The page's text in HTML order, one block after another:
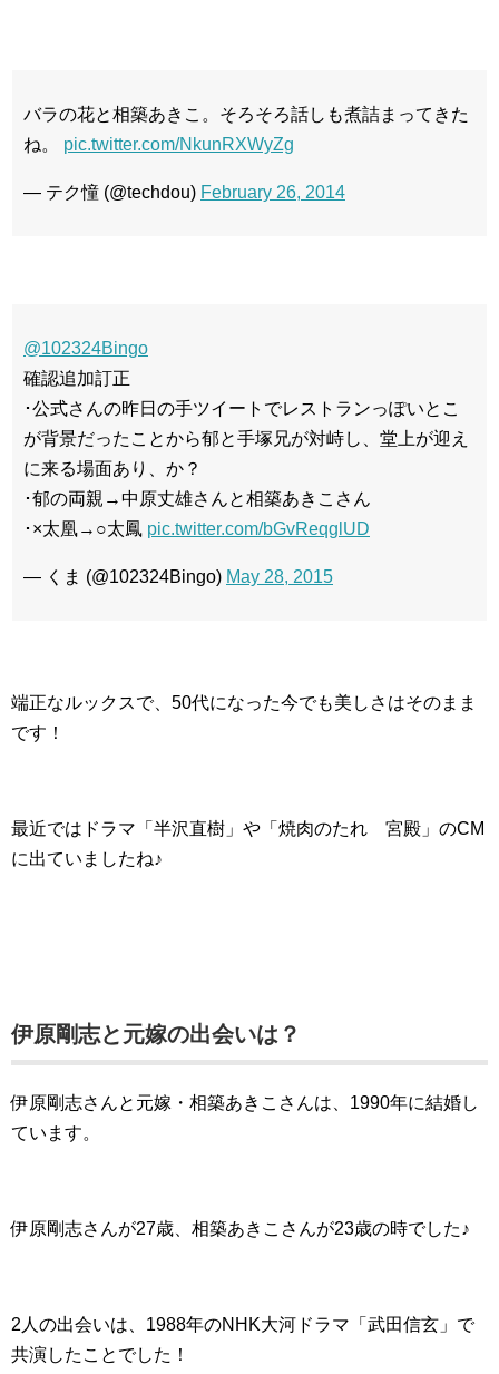
バラの花と相築あきこ。そろそろ話しも煮詰まってきた
ね。 pic.twitter.com/NkunRXWyZg
— テク憧 (@techdou) February 26, 2014
@102324Bingo
確認追加訂正
･公式さんの昨日の手ツイートでレストランっぽいとこ
が背景だったことから郁と手塚兄が対峙し、堂上が迎え
に来る場面あり、か？
･郁の両親→中原丈雄さんと相築あきこさん
･×太凰→○太鳳 pic.twitter.com/bGvReqglUD
— くま (@102324Bingo) May 28, 2015
端正なルックスで、50代になった今でも美しさはそのまま
です！
最近ではドラマ「半沢直樹」や「焼肉のたれ 宮殿」のCM
に出ていましたね♪
伊原剛志と元嫁の出会いは？
伊原剛志さんと元嫁・相築あきこさんは、1990年に結婚し
ています。
伊原剛志さんが27歳、相築あきこさんが23歳の時でした♪
2人の出会いは、1988年のNHK大河ドラマ「武田信玄」で
共演したことでした！